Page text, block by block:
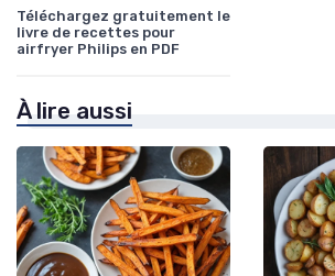
Téléchargez gratuitement le
livre de recettes pour
airfryer Philips en PDF
À lire aussi